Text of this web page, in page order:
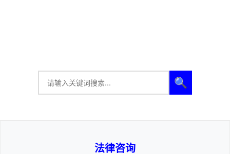
🔍
法律咨询